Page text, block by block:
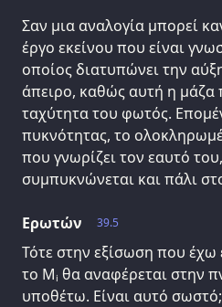
Σαν μια αναλογία μπορεί
έργο εκείνου που είναι
οποίος διατυπώνει την
άπειρο, καθώς αυτή η μάζα
ταχύτητα του φωτός.
πυκνότητας, το
που γνωρίζει τον εαυτό
συμπυκνώνεται και πάλι
39.5
Ερωτών
Τότε στην εξίσωση που έχω
το Μᵢ θα αναφέρεται στην
υποθέτω. Είναι αυτό σωστό;